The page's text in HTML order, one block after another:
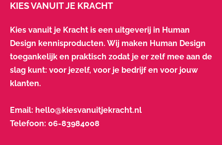
KIES VANUIT JE KRACHT
Kies vanuit je Kracht is een uitgeverij in Human
Design kennisproducten. Wij maken Human Design
toegankelijk en praktisch zodat je er zelf mee aan de
slag kunt: voor jezelf, voor je bedrijf en voor jouw
klanten.
Email: hello@kiesvanuitjekracht.nl
Telefoon: 06-83984008